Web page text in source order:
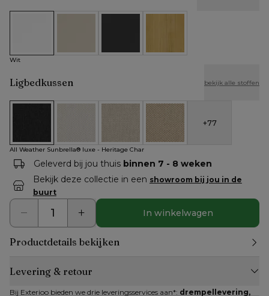
Wit
Ligbedkussen bekijk alle stoffen
All Weather Sunbrella® luxe - Heritage Char
All Weather Cosytica - Althea Off White
All Weather Cosytica - Althea Chalk
All Weather Cosytica - Althea
+77
All Weather Sunbrella® luxe - Heritage Char
Geleverd bij jou thuis binnen 7 - 8 weken
Bekijk deze collectie in een showroom bij jou in de
buurt
In winkelwagen
Productdetails bekijken
Levering & retour
Bij Exterioo bieden we drie leveringsservices aan*: drempellevering,